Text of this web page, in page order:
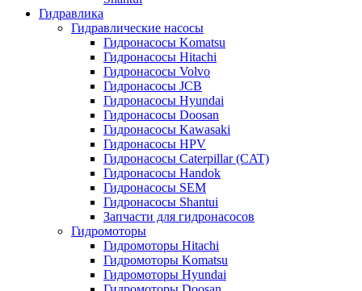
Гидравлика
Гидравлические насосы
Гидронасосы Komatsu
Гидронасосы Hitachi
Гидронасосы Volvo
Гидронасосы JCB
Гидронасосы Hyundai
Гидронасосы Doosan
Гидронасосы Kawasaki
Гидронасосы HPV
Гидронасосы Caterpillar (CAT)
Гидронасосы Handok
Гидронасосы SEM
Гидронасосы Shantui
Запчасти для гидронасосов
Гидромоторы
Гидромоторы Hitachi
Гидромоторы Komatsu
Гидромоторы Hyundai